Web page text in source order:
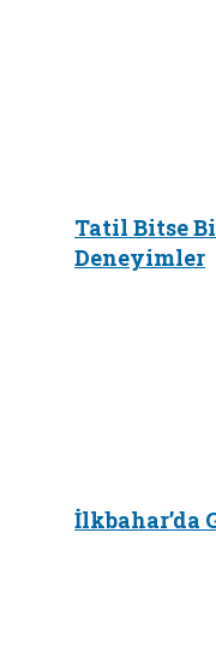
Tatil Bitse
Deneyimler
İlkbahar’da